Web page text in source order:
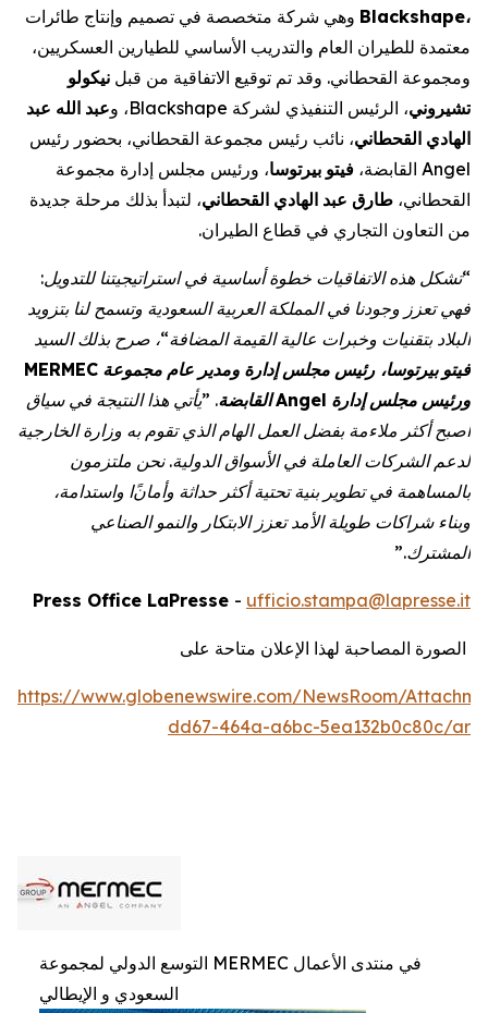
Blackshape، وهي شركة متخصصة في تصميم وإنتاج طائرات
معتمدة للطيران العام والتدريب الأساسي للطيارين العسكريين،
ومجموعة القحطاني. وقد تم توقيع الاتفاقية من قبل نيكولو
تشيروني، الرئيس التنفيذي لشركة Blackshape، وعبد الله عبد
الهادي القحطاني، نائب رئيس مجموعة القحطاني، بحضور رئيس
Angel القابضة، فيتو بيرتوسا، ورئيس مجلس إدارة مجموعة
القحطاني، طارق عبد الهادي القحطاني، لتبدأ بذلك مرحلة جديدة
من التعاون التجاري في قطاع الطيران.
“تشكل هذه الاتفاقيات خطوة أساسية في استراتيجيتنا للتدويل:
فهي تعزز وجودنا في المملكة العربية السعودية وتسمح لنا بتزويد
البلاد بتقنيات وخبرات عالية القيمة المضافة“، صرح بذلك السيد
فيتو بيرتوسا،رئيس مجلس إدارة ومدير عام مجموعة MERMEC
ورئيس مجلس إدارة Angel القابضة. ”يأتي هذا النتيجة في سياق
أصبح أكثر ملاءمة بفضل العمل الهام الذي تقوم به وزارة الخارجية
لدعم الشركات العاملة في الأسواق الدولية.نحن ملتزمون
بالمساهمة في تطوير بنية تحتية أكثر حداثة وأمانا واستدامة،
وبناء شراكات طويلة الأمد تعزز الابتكار والنمو الصناعي
المشترك”.
Press Office LaPresse - ufficio.stampa@lapresse.it
https://www.globenewswire.com/NewsRoom/
dd67-464a-a6bc-5ea132b0c80c/ar
التوسع الدولي لمجموعة MERMEC في منتدى الأعمال
السعودي و الإيطالي